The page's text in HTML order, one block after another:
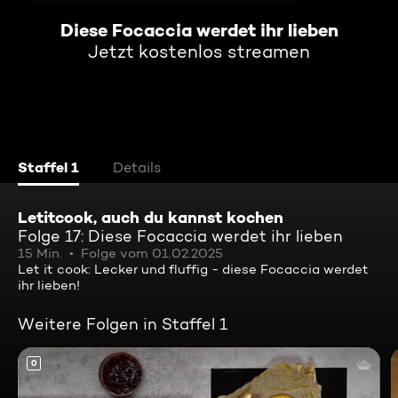
Diese Focaccia werdet ihr lieben
Jetzt kostenlos streamen
Staffel 1 Details
Letitcook, auch du kannst kochen
Folge 17: Diese Focaccia werdet ihr lieben
15 Min.
Folge vom 01.02.2025
Let it cook: Lecker und fluffig - diese Focaccia werdet
ihr lieben!
Weitere Folgen in Staffel 1
0